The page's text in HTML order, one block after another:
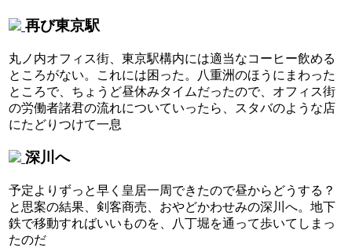
再び東京駅
丸ノ内オフィス街、東京駅構内には適当なコーヒー飲める
ところがない。これには困った。八重洲のほうにまわった
ところで、ちょうど昼休みタイムだったので、オフィス街
の労働者諸君の流れについていったら、スタバのような店
にたどりつけて一息
深川へ
予定よりずっと早く皇居一周できたので昼からどうする？
と思案の結果、剣客商売、おやどかわせみの深川へ。地下
鉄で移動すればいいものを、八丁堀を通って歩いてしまっ
たのだ